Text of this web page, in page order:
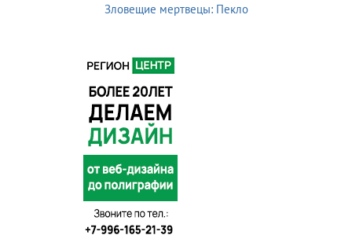
Зловещие мертвецы: Пекло